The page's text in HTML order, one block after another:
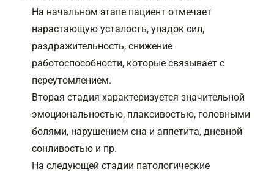
На начальном этапе пациент отмечает
нарастающую усталость, упадок сил,
раздражительность, снижение
работоспособности, которые связывает с
переутомлением.
Вторая стадия характеризуется значительной
эмоциональностью, плаксивостью, головными
болями, нарушением сна и аппетита, дневной
сонливостью и пр.
На следующей стадии патологические